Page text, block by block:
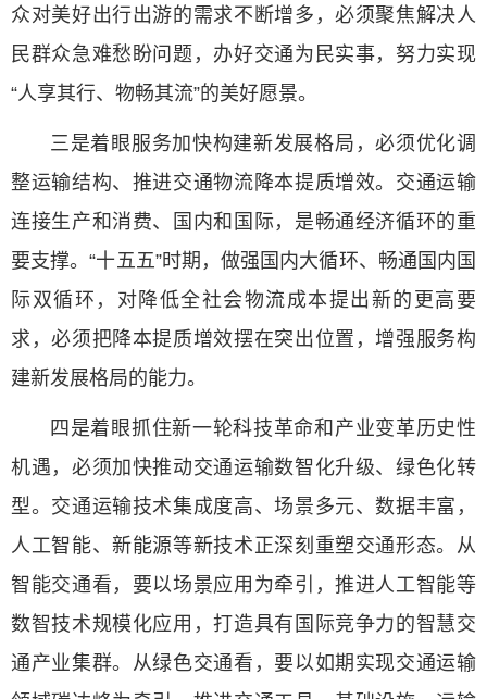
众对美好出行出游的需求不断增多，必须聚焦解决人
民群众急难愁盼问题，办好交通为民实事，努力实现
“人享其行、物畅其流”的美好愿景。
三是着眼服务加快构建新发展格局，必须优化调
整运输结构、推进交通物流降本提质增效。交通运输
连接生产和消费、国内和国际，是畅通经济循环的重
要支撑。“十五五”时期，做强国内大循环、畅通国内国
际双循环，对降低全社会物流成本提出新的更高要
求，必须把降本提质增效摆在突出位置，增强服务构
建新发展格局的能力。
四是着眼抓住新一轮科技革命和产业变革历史性
机遇，必须加快推动交通运输数智化升级、绿色化转
型。交通运输技术集成度高、场景多元、数据丰富，
人工智能、新能源等新技术正深刻重塑交通形态。从
智能交通看，要以场景应用为牵引，推进人工智能等
数智技术规模化应用，打造具有国际竞争力的智慧交
通产业集群。从绿色交通看，要以如期实现交通运输